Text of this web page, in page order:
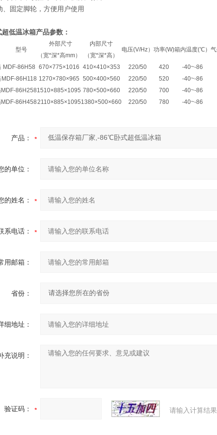
、固定脚轮，方便用户使用
低温冰箱产品参数：
型号
外部尺寸
（宽*深*高mm）
内部尺寸
（宽*深*高）
电压(V/Hz） 功率(W)箱内温度(℃）
MDF-86H58 670×775×1016 410×410×353 220/50 420
-40~-86
MDF-86H118 1270×780×965 500×400×560 220/50 520
-40~-86
MDF-86H2581510×885×1095 780×500×660 220/50 700
-40~-86
MDF-86H4582110×885×10951380×500×660 220/50 780 -40~-86
产品：
的单位：
的姓名：
系电话：
用邮箱：
省份：
细地址：
充说明：
验证码： 请输入计算结